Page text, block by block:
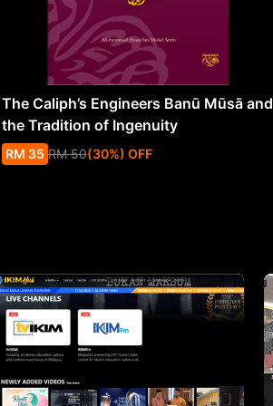
The Caliph’s Engineers Banū Mūsā and
the Tradition of Ingenuity
RM 35 RM 50(30%) OFF